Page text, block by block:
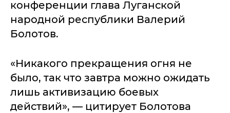
конференции глава Луганской
народной республики Валерий
Болотов.
«Никакого прекращения огня не
было, так что завтра можно ожидать
лишь активизацию боевых
действий», — цитирует Болотова